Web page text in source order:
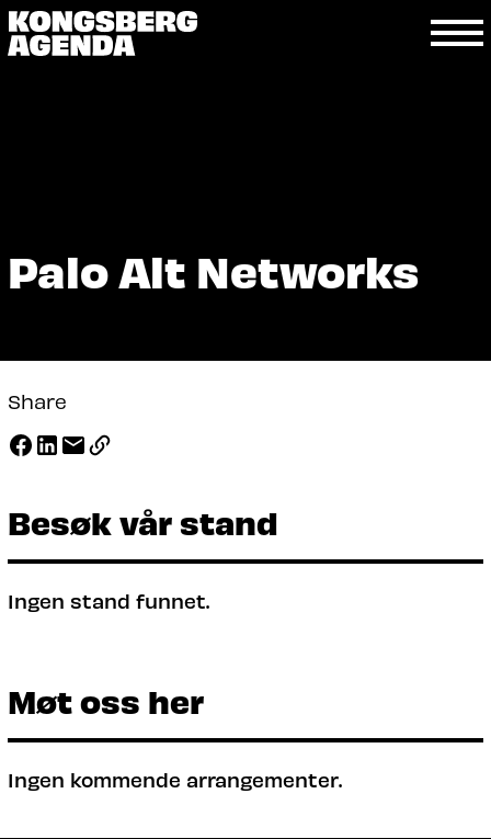
Palo Alt Networks
Share
Besøk vår stand
Ingen stand funnet.
Møt oss her
Ingen kommende arrangementer.